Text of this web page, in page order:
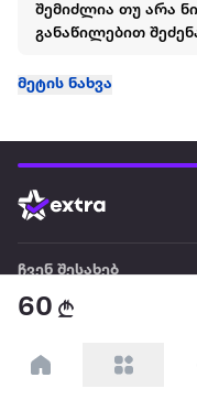
60
შემიძლია თუ არა
განაწილებით
მეტის ნახვა
ჩვენ შესახებ